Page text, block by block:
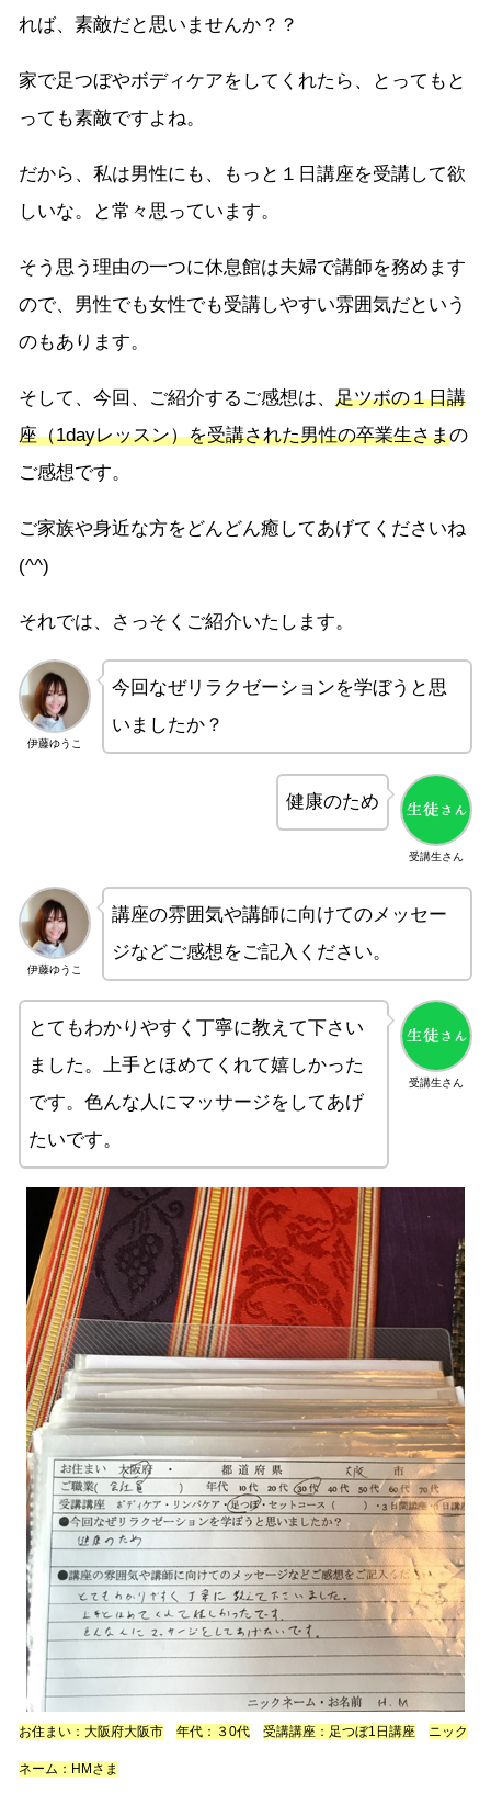
れば、素敵だと思いませんか？？
家で足つぼやボディケアをしてくれたら、とってもと
っても素敵ですよね。
だから、私は男性にも、もっと１日講座を受講して欲
しいな。と常々思っています。
そう思う理由の一つに休息館は夫婦で講師を務めます
ので、男性でも女性でも受講しやすい雰囲気だという
のもあります。
そして、今回、ご紹介するご感想は、 足ツボの１日講
座（1dayレッスン）を受講された男性の卒業生さまの
ご感想です。
ご家族や身近な方をどんどん癒してあげてくださいね
(^^)
それでは、さっそくご紹介いたします。
伊藤ゆうこ
今回なぜリラクゼーションを学ぼうと思
いましたか？
受講生さん
健康のため
伊藤ゆうこ
講座の雰囲気や講師に向けてのメッセー
ジなどご感想をご記入ください。
受講生さん
とてもわかりやすく丁寧に教えて下さい
ました。上手とほめてくれて嬉しかった
です。色んな人にマッサージをしてあげ
たいです。
お住まい：大阪府大阪市 年代：３0代 受講講座：足つぼ1日講座 ニック
ネーム：HMさま